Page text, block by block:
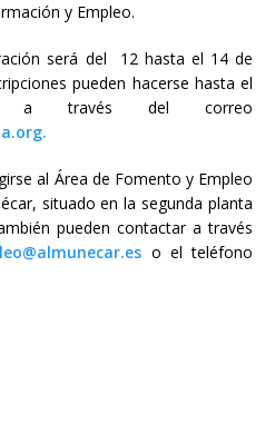
y Empleo.
será del 12 hasta el 14 de
pueden hacerse hasta el
a través del correo
al Área de Fomento y Empleo
situado en la segunda planta
pueden contactar a través
o el teléfono